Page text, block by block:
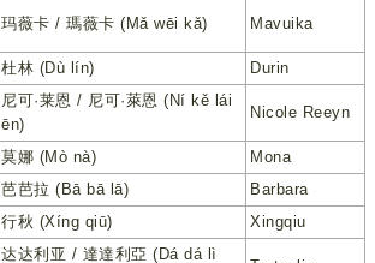
玛薇卡 / 瑪薇卡 (Mǎ wēi kǎ) Mavuika
杜林 (Dù lín)
Durin
尼可·莱恩 / 尼可·萊恩 (Ní kě lái
ēn)
Nicole Reeyn
莫娜 (Mò nà)
Mona
芭芭拉 (Bā bā lā)
Barbara
行秋 (Xíng qiū)
Xingqiu
达达利亚 / 達達利亞 (Dá dá lì